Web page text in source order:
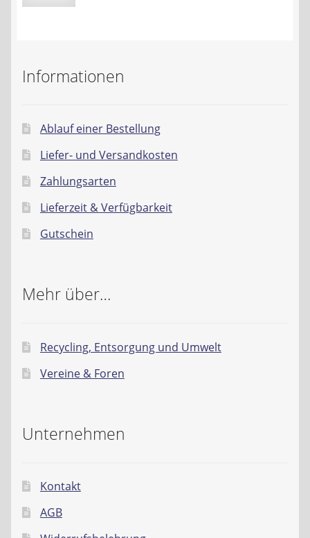
Informationen
Ablauf einer Bestellung
Liefer- und Versandkosten
Zahlungsarten
Lieferzeit & Verfügbarkeit
Gutschein
Mehr über…
Recycling, Entsorgung und Umwelt
Vereine & Foren
Unternehmen
Kontakt
AGB